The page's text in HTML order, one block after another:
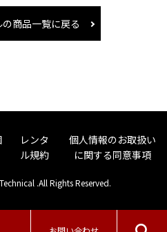
商品一覧に戻る
レンタ
ル規約
個人情報のお取扱い
に関する同意事項
.All Rights Reserved.